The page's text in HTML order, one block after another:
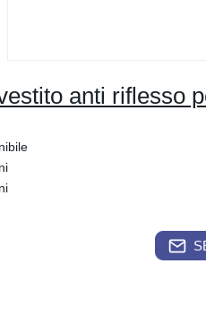
anti riflesso